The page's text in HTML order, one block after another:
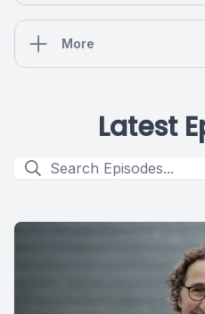
More
Latest